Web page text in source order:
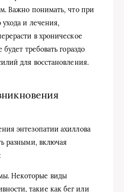
Важно понимать, что при
ухода и лечения,
в хроническое
требовать гораздо
для восстановления.
энтезопатии ахиллова
разными, включая
Некоторые виды
такие как бег или